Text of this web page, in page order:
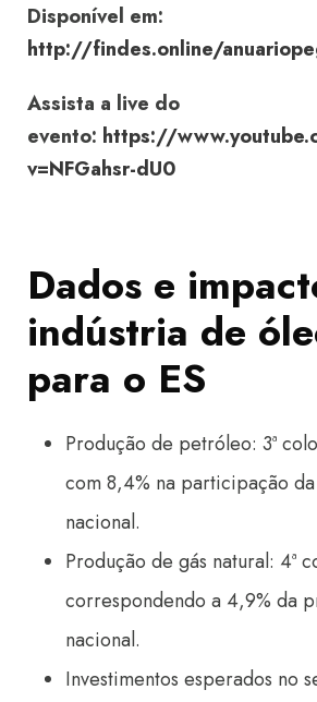
Disponível em:
http://findes.online/
Assista a live do
evento: https://
v=NFGahsr-dU0
Dados e
indústria de
para o ES
Produção de petróleo: 3ª
com 8,4% na participação
nacional.
Produção de gás natural: 4ª
correspondendo a 4,9% da
nacional.
Investimentos esperados no